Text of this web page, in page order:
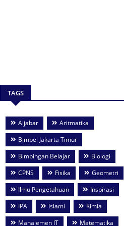
TAGS
Aljabar
Aritmatika
Bimbel Jakarta Timur
Bimbingan Belajar
Biologi
CPNS
Fisika
Geometri
Ilmu Pengetahuan
Inspirasi
IPA
Islami
Kimia
Manajemen IT
Matematika